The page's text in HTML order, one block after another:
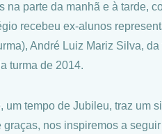
parte da manhã e à tarde,
recebeu ex-alunos
André Luiz Mariz Silva, da
turma de 2014.
tempo de Jubileu, traz um
nos inspiremos a